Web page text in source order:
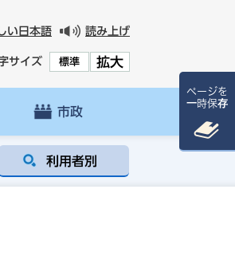
い日本語 読み上げ
サイズ 標準 拡大
市政
利用者別
ページを
一時保存